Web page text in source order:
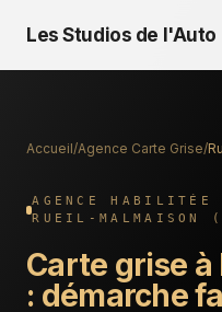
Les Studios de l'Auto
Accueil/Agence Carte Grise/
AGENCE HABILITÉE
RUEIL-MALMAISON
Carte grise à
: démarche